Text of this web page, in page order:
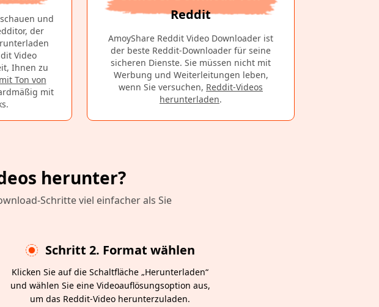
und
der
Video
Ihnen zu
Ton von
mit
Reddit
AmoyShare Reddit Video Downloader ist
der beste Reddit-Downloader für seine
sicheren Dienste. Sie müssen nicht mit
Werbung und Weiterleitungen leben,
wenn Sie versuchen, Reddit-Videos
herunterladen.
herunter?
Schritte viel einfacher als Sie
Schritt 2. Format wählen
Klicken Sie auf die Schaltfläche „Herunterladen“
und wählen Sie eine Videoauflösungsoption aus,
um das Reddit-Video herunterzuladen.